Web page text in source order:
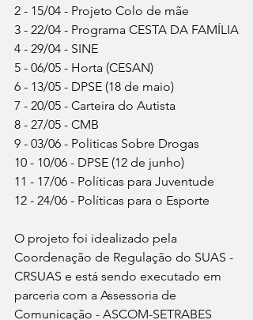
2 - 15/04 - Projeto Colo de mãe
3 - 22/04 - Programa CESTA DA FAMÍLIA
4 - 29/04 - SINE
5 - 06/05 - Horta (CESAN)
6 - 13/05 - DPSE (18 de maio)
7 - 20/05 - Carteira do Autista
8 - 27/05 - CMB
9 - 03/06 - Politicas Sobre Drogas
10 - 10/06 - DPSE (12 de junho)
11 - 17/06 - Políticas para Juventude
12 - 24/06 - Políticas para o Esporte
O projeto foi idealizado pela
Coordenação de Regulação do SUAS -
CRSUAS e está sendo executado em
parceria com a Assessoria de
Comunicação - ASCOM-SETRABES